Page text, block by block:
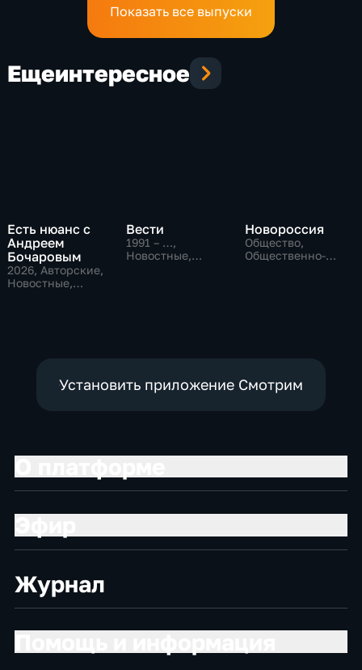
Показать все выпуски
Ещеинтересное
Есть нюанс с
Андреем
Бочаровым
2026, Авторские,
Новостные,
Вести
1991 – …,
Новостные,
Новороссия
Общество,
Общественно-
Установить приложение Смотрим
Журнал